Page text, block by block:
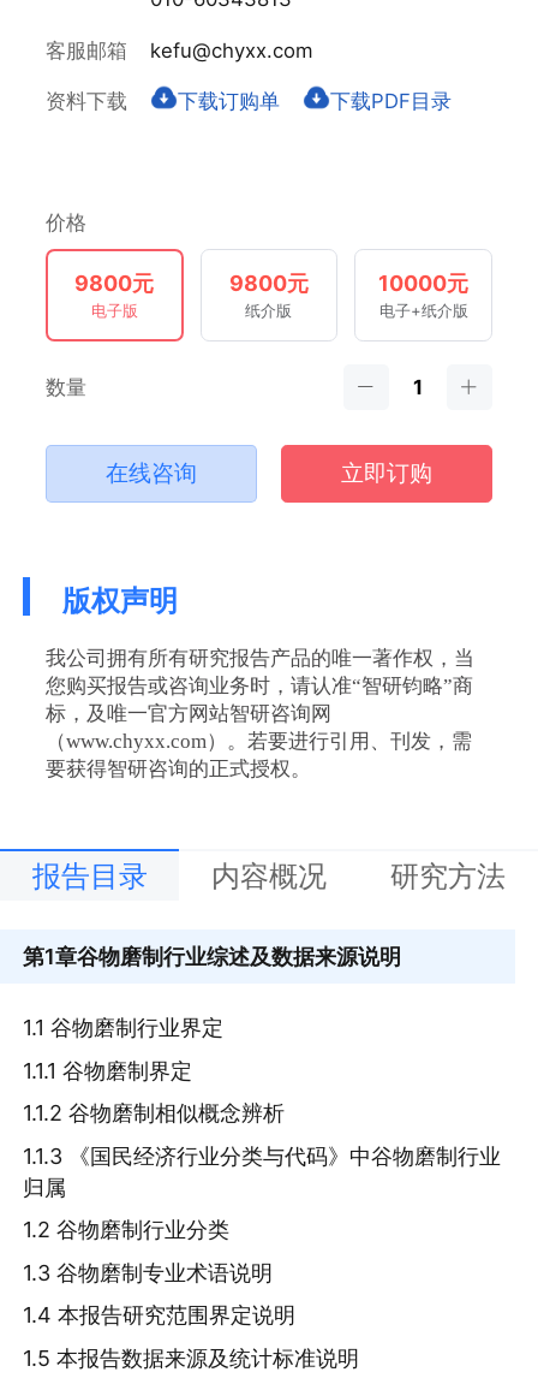
客服邮箱 kefu@chyxx.com
资料下载 下载订购单 下载PDF目录
价格
9800元
电子版
9800元
纸介版
10000元
电子+纸介版
数量
在线咨询 立即订购
版权声明
我公司拥有所有研究报告产品的唯一著作权，当
您购买报告或咨询业务时，请认准“智研钧略”商
标，及唯一官方网站智研咨询网
（www.chyxx.com）。若要进行引用、刊发，需
要获得智研咨询的正式授权。
报告目录 内容概况 研究方法
第1章谷物磨制行业综述及数据来源说明
1.1 谷物磨制行业界定
1.1.1 谷物磨制界定
1.1.2 谷物磨制相似概念辨析
1.1.3 《国民经济行业分类与代码》中谷物磨制行业
归属
1.2 谷物磨制行业分类
1.3 谷物磨制专业术语说明
1.4 本报告研究范围界定说明
1.5 本报告数据来源及统计标准说明